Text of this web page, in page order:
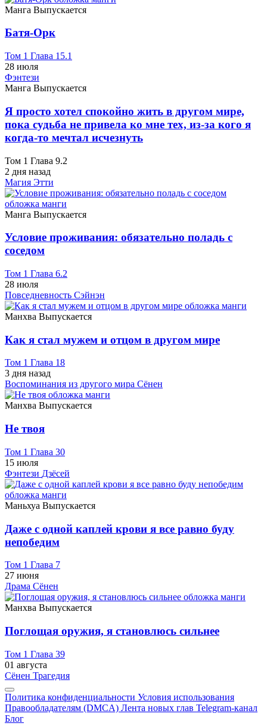
Манга Выпускается
Батя-Орк
Том 1 Глава 15.1
28 июля
Фэнтези
Манга Выпускается
Я просто хотел спокойно жить в другом мире,
пока судьба не привела ко мне тех, из-за кого я
когда-то мечтал исчезнуть
Том 1 Глава 9.2
2 дня назад
Магия Этти
Манга Выпускается
Условие проживания: обязательно поладь с
соседом
Том 1 Глава 6.2
28 июля
Повседневность Сэйнэн
Манхва Выпускается
Как я стал мужем и отцом в другом мире
Том 1 Глава 18
3 дня назад
Воспоминания из другого мира Сёнен
Манхва Выпускается
Не твоя
Том 1 Глава 30
15 июля
Фэнтези Дзёсей
Маньхуа Выпускается
Даже с одной каплей крови я все равно буду
непобедим
Том 1 Глава 7
27 июня
Драма Сёнен
Манхва Выпускается
Поглощая оружия, я становлюсь сильнее
Том 1 Глава 39
01 августа
Сёнен Трагедия
Политика конфиденциальности Условия использования
Правообладателям (DMCA) Лента новых глав Telegram-канал
Блог